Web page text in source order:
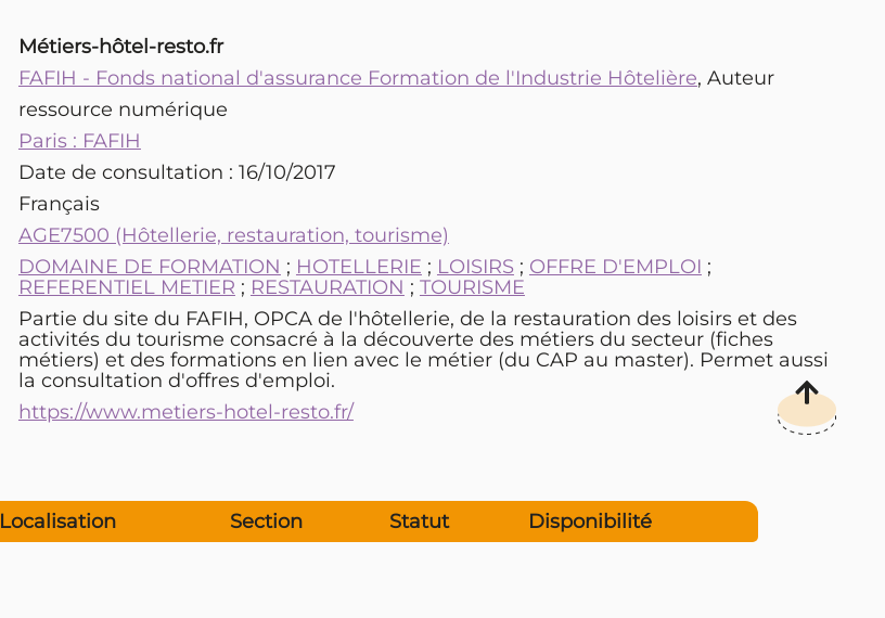
Métiers-hôtel-resto.fr
FAFIH - Fonds national d'assurance Formation de l'Industrie Hôtelière, Auteur
ressource numérique
Paris : FAFIH
Date de consultation : 16/10/2017
Français
AGE7500 (Hôtellerie, restauration, tourisme)
DOMAINE DE FORMATION ; HOTELLERIE ; LOISIRS; OFFRE D'EMPLOI ;
REFERENTIEL METIER ; RESTAURATION ; TOURISME
Partie du site du FAFIH, OPCA de l'hôtellerie, de la restauration des loisirs et des
activités du tourisme consacré à la découverte des métiers du secteur (fiches
métiers) et des formations en lien avec le métier (du CAP au master). Permet aussi
la consultation d'offres d'emploi.
https://www.metiers-hotel-resto.fr/
Localisation Section Statut
Disponibilité